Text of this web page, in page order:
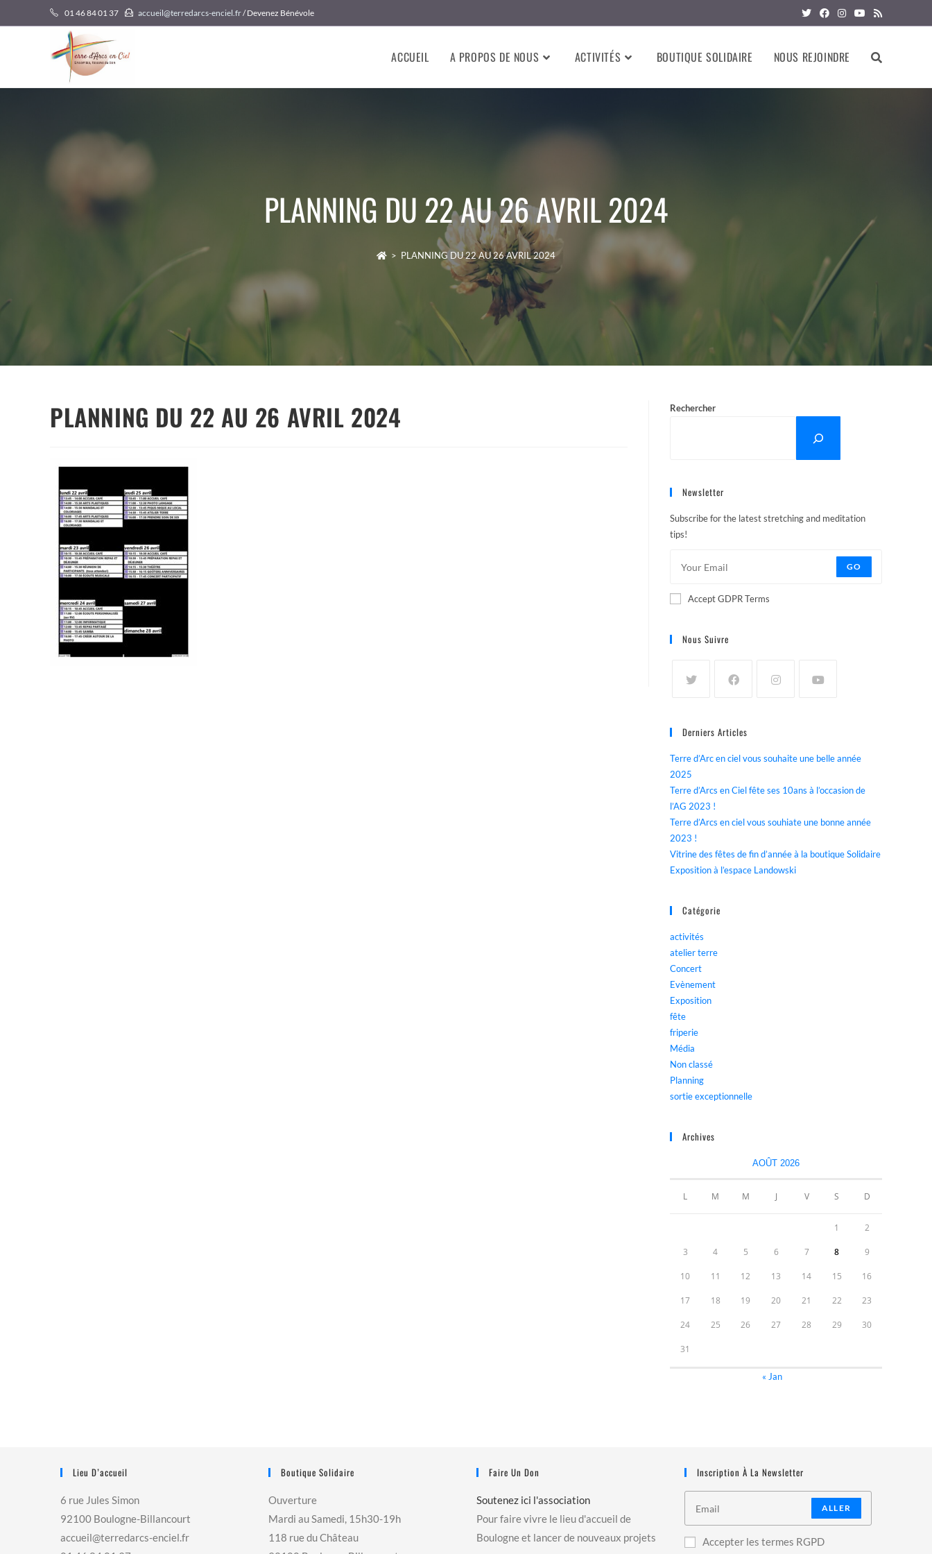
to
01 46 84 01 37 accueil@terredarcs-enciel.fr/ Devenez Bénévole
ACCUEIL A PROPOS DE NOUS ACTIVITÉS BOUTIQUE SOLIDAIRE NOUS REJOINDRE
PLANNING DU 22 AU 26 AVRIL 2024
> PLANNING DU 22 AU 26 AVRIL 2024
PLANNING DU 22 AU 26 AVRIL 2024 Rechercher
Newsletter
Subscribe for the latest stretching and meditation
tips!
GO
Accept GDPR Terms
Nous Suivre
Derniers Articles
Terre d’Arc en ciel vous souhaite une belle année
2025
Terre d’Arcs en Ciel fête ses 10ans à l’occasion de
l’AG 2023 !
Terre d’Arcs en ciel vous souhiate une bonne année
2023 !
Vitrine des fêtes de fin d’année à la boutique Solidaire
Exposition à l’espace Landowski
Catégorie
activités
atelier terre
Concert
Evènement
Exposition
fête
friperie
Média
Non classé
Planning
sortie exceptionnelle
Archives
AOÛT 2026
L M M J V S D
1 2
3 4 5 6 7 8 9
10 11 12 13 14 15 16
17 18 19 20 21 22 23
24 25 26 27 28 29 30
31
« Jan
Lieu D’accueil
6 rue Jules Simon
92100 Boulogne-Billancourt
accueil@terredarcs-enciel.fr
Boutique Solidaire
Ouverture
Mardi au Samedi, 15h30-19h
118 rue du Château
Faire Un Don
Soutenez ici l'association
Pour faire vivre le lieu d'accueil de
Boulogne et lancer de nouveaux projets
Inscription À La Newsletter
ALLER
Accepter les termes RGPD